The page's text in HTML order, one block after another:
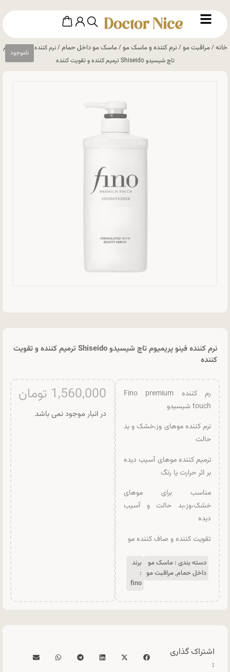
خانه/مراقبت مو/ نرم کننده و ماسک مو/ماسک مو داخل حمام/ نرم کننده فینو پریمیوم
تاچ شیسیدو Shiseido ترمیم کننده و تقویت کننده
نرم کننده فینو پریمیوم تاچ شیسیدو Shiseido ترمیم کننده و تقویت
کننده
رم کننده Fino premium
touch شیسیدو
نرم کننده موهای وز،خشک و بد
حالت
ترمیم کننده موهای آسیب دیده
بر اثر حرارت یا رنگ
مناسب برای موهای
خشک،وز،بد حالت و آسیب
دیده
تقویت کننده و صاف کننده مو
دسته بندی : ماسک مو
داخل حمام,مراقبت مو
برند
:
fino
1,560,000 تومان
در انبار موجود نمی باشد
اشتراک گذاری
: